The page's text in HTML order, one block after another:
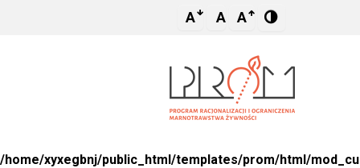
A A A
/home/xyxegbnj/public_html/templates/prom/html/